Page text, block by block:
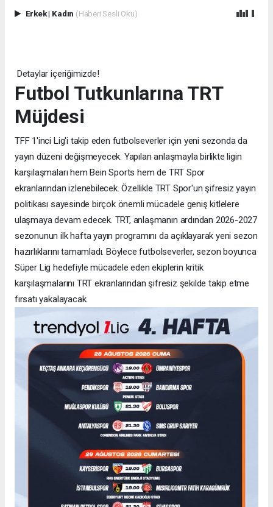
Erkek| Kadın (Haberi Sesli Oku)
Detaylar içeriğimizde!
Futbol Tutkunlarına TRT
Müjdesi
TFF 1'inci Lig'i takip eden futbolseverler için yeni sezonda da
yayın düzeni değişmeyecek. Yapılan anlaşmayla birlikte ligin
karşılaşmaları hem Bein Sports hem de TRT Spor
ekranlarından izlenebilecek. Özellikle TRT Spor'un şifresiz yayın
politikası sayesinde birçok önemli mücadele geniş kitlelere
ulaşmaya devam edecek. TRT, anlaşmanın ardından 2026-2027
sezonunun ilk hafta yayın programını da açıklayarak yeni sezon
hazırlıklarını tamamladı. Böylece futbolseverler, sezon boyunca
Süper Lig hedefiyle mücadele eden ekiplerin kritik
karşılaşmalarını TRT ekranlarından şifresiz şekilde takip etme
fırsatı yakalayacak.